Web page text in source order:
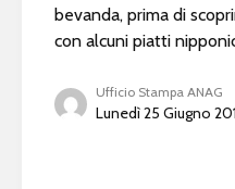
bevanda, prima di
con alcuni piatti
Ufficio Stampa ANAG
Lunedì 25 Giugno